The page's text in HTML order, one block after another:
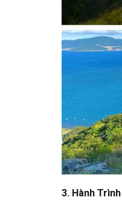
3. Hành